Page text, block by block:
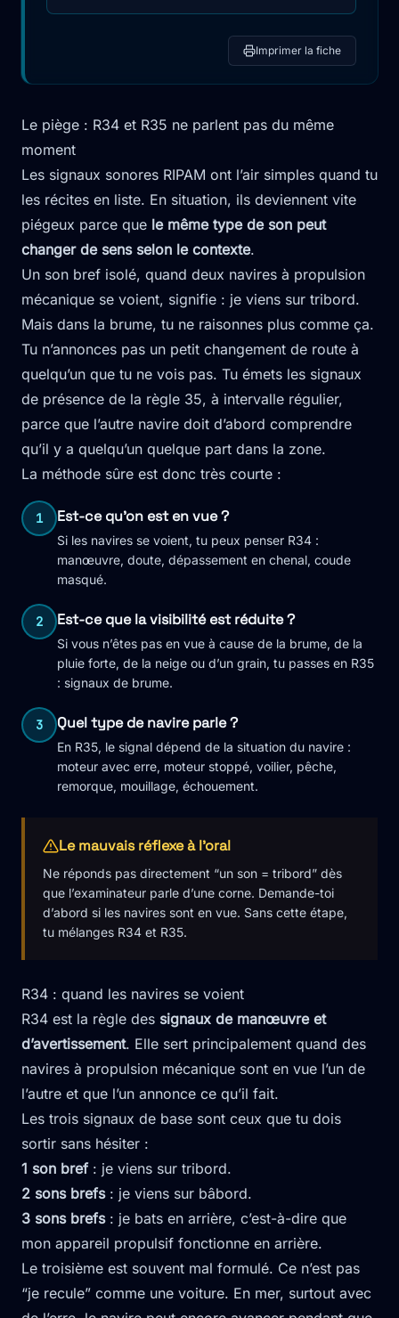
Imprimer la fiche
Le piège : R34 et R35 ne parlent pas du même
moment
Les signaux sonores RIPAM ont l’air simples quand tu
les récites en liste. En situation, ils deviennent vite
piégeux parce que le même type de son peut
changer de sens selon le contexte.
Un son bref isolé, quand deux navires à propulsion
mécanique se voient, signifie : je viens sur tribord.
Mais dans la brume, tu ne raisonnes plus comme ça.
Tu n’annonces pas un petit changement de route à
quelqu’un que tu ne vois pas. Tu émets les signaux
de présence de la règle 35, à intervalle régulier,
parce que l’autre navire doit d’abord comprendre
qu’il y a quelqu’un quelque part dans la zone.
La méthode sûre est donc très courte :
1 Est-ce qu'on est en vue ?
Si les navires se voient, tu peux penser R34 :
manœuvre, doute, dépassement en chenal, coude
masqué.
2 Est-ce que la visibilité est réduite ?
Si vous n’êtes pas en vue à cause de la brume, de la
pluie forte, de la neige ou d’un grain, tu passes en R35
: signaux de brume.
3 Quel type de navire parle ?
En R35, le signal dépend de la situation du navire :
moteur avec erre, moteur stoppé, voilier, pêche,
remorque, mouillage, échouement.
Le mauvais réflexe à l'oral
Ne réponds pas directement “un son = tribord” dès
que l’examinateur parle d’une corne. Demande-toi
d’abord si les navires sont en vue. Sans cette étape,
tu mélanges R34 et R35.
R34 : quand les navires se voient
R34 est la règle des signaux de manœuvre et
d’avertissement. Elle sert principalement quand des
navires à propulsion mécanique sont en vue l’un de
l’autre et que l’un annonce ce qu’il fait.
Les trois signaux de base sont ceux que tu dois
sortir sans hésiter :
1 son bref: je viens sur tribord.
2 sons brefs: je viens sur bâbord.
3 sons brefs: je bats en arrière, c’est-à-dire que
mon appareil propulsif fonctionne en arrière.
Le troisième est souvent mal formulé. Ce n’est pas
“je recule” comme une voiture. En mer, surtout avec